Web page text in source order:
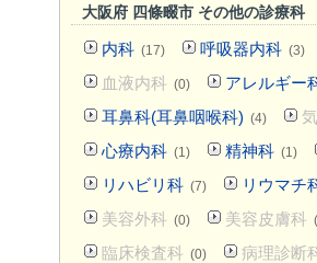
大阪府 四條畷市 その他の診療科
内科 (17) 呼吸器内科 (3)
血液内科 (0) アレルギー
耳鼻科(耳鼻咽喉科) (4)
心療内科 (1) 精神科 (1)
リハビリ科 (7) リウマチ
美容外科 (0) 美容皮膚科
臨床検査科 (0) 病理診断